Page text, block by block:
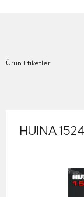
Ürün Etiketleri
HUINA